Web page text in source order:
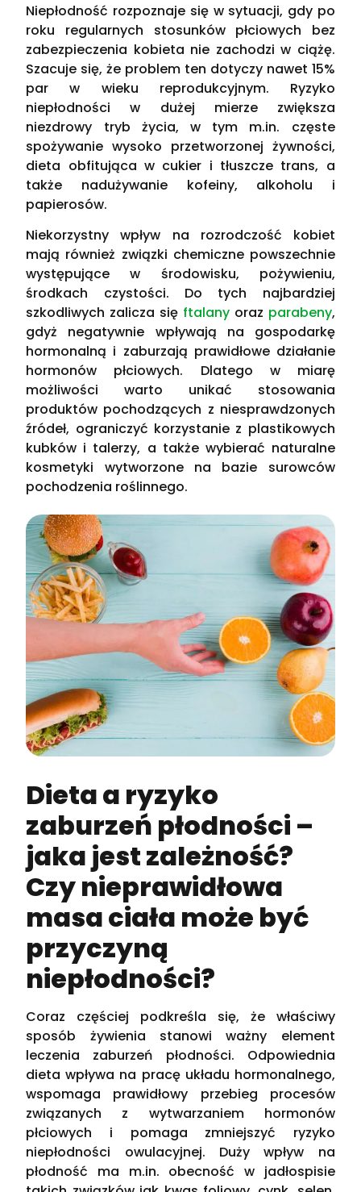
Niepłodność rozpoznaje się w sytuacji, gdy po
roku regularnych stosunków płciowych bez
zabezpieczenia kobieta nie zachodzi w ciążę.
Szacuje się, że problem ten dotyczy nawet 15%
par w wieku reprodukcyjnym. Ryzyko
niepłodności w dużej mierze zwiększa
niezdrowy tryb życia, w tym m.in. częste
spożywanie wysoko przetworzonej żywności,
dieta obfitująca w cukier i tłuszcze trans, a
także nadużywanie kofeiny, alkoholu i
papierosów.
Niekorzystny wpływ na rozrodczość kobiet
mają również związki chemiczne powszechnie
występujące w środowisku, pożywieniu,
środkach czystości. Do tych najbardziej
szkodliwych zalicza się ftalanyoraz parabeny,
gdyż negatywnie wpływają na gospodarkę
hormonalną i zaburzają prawidłowe działanie
hormonów płciowych. Dlatego w miarę
możliwości warto unikać stosowania
produktów pochodzących z niesprawdzonych
źródeł, ograniczyć korzystanie z plastikowych
kubków i talerzy, a także wybierać naturalne
kosmetyki wytworzone na bazie surowców
pochodzenia roślinnego.
Dieta a ryzyko
zaburzeń płodności –
jaka jest zależność?
Czy nieprawidłowa
masa ciała może być
przyczyną
niepłodności?
Coraz częściej podkreśla się, że właściwy
sposób żywienia stanowi ważny element
leczenia zaburzeń płodności. Odpowiednia
dieta wpływa na pracę układu hormonalnego,
wspomaga prawidłowy przebieg procesów
związanych z wytwarzaniem hormonów
płciowych i pomaga zmniejszyć ryzyko
niepłodności owulacyjnej. Duży wpływ na
płodność ma m.in. obecność w jadłospisie